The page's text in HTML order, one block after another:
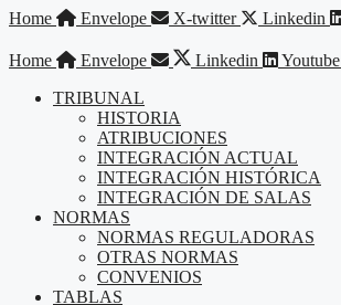
Saltar
contenido
Home Envelope X-twitter Linkedin
Home Envelope Linkedin
Youtube
TRIBUNAL
HISTORIA
ATRIBUCIONES
INTEGRACIÓN ACTUAL
INTEGRACIÓN HISTÓRICA
INTEGRACIÓN DE SALAS
NORMAS
NORMAS REGULADORAS
OTRAS NORMAS
CONVENIOS
TABLAS